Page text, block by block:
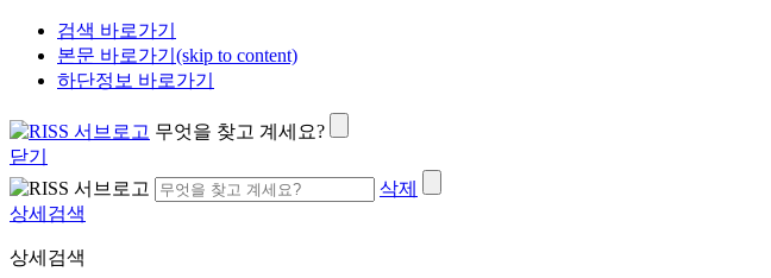
검색 바로가기
본문 바로가기(skip to content)
하단정보 바로가기
무엇을 찾고 계세요?
닫기
삭제
상세검색
상세검색